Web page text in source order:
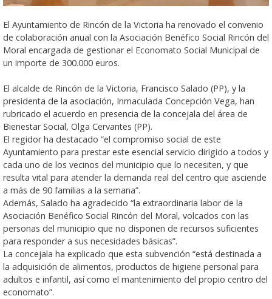
El Ayuntamiento de Rincón de la Victoria ha renovado el convenio
de colaboración anual con la Asociación Benéfico Social Rincón del
Moral encargada de gestionar el Economato Social Municipal de
un importe de 300.000 euros.
El alcalde de Rincón de la Victoria, Francisco Salado (PP), y la
presidenta de la asociación, Inmaculada Concepción Vega, han
rubricado el acuerdo en presencia de la concejala del área de
Bienestar Social, Olga Cervantes (PP).
El regidor ha destacado “el compromiso social de este
Ayuntamiento para prestar este esencial servicio dirigido a todos y
cada uno de los vecinos del municipio que lo necesiten, y que
resulta vital para atender la demanda real del centro que asciende
a más de 90 familias a la semana”.
Además, Salado ha agradecido “la extraordinaria labor de la
Asociación Benéfico Social Rincón del Moral, volcados con las
personas del municipio que no disponen de recursos suficientes
para responder a sus necesidades básicas”.
La concejala ha explicado que esta subvención “está destinada a
la adquisición de alimentos, productos de higiene personal para
adultos e infantil, así como el mantenimiento del propio centro del
economato”.